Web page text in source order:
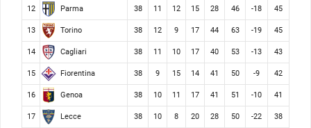
12 Parma 38 11 12 15 28 46 -18 45
13 Torino 38 12 9 17 44 63 -19 45
14 Cagliari 38 11 10 17 40 53 -13 43
15 Fiorentina 38 9 15 14 41 50 -9 42
16 Genoa 38 10 11 17 41 51 -10 41
17 Lecce 38 10 8 20 28 50 -22 38